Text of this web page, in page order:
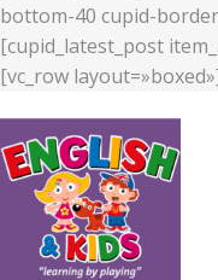
bottom-40 cupid-
[cupid_latest_post
[vc_row